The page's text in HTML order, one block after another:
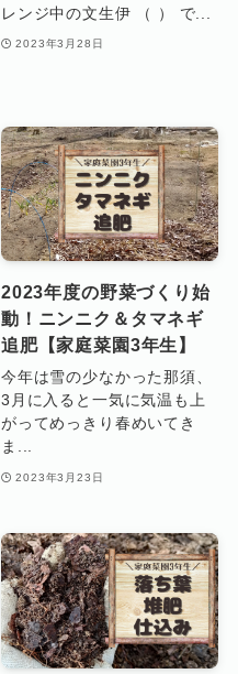
レンジ中の文生伊 （ ） で...
2023年3月28日
2023年度の野菜づくり始
動！ニンニク＆タマネギ
追肥【家庭菜園3年生】
今年は雪の少なかった那須、
3月に入ると一気に気温も上
がってめっきり春めいてき
ま...
2023年3月23日